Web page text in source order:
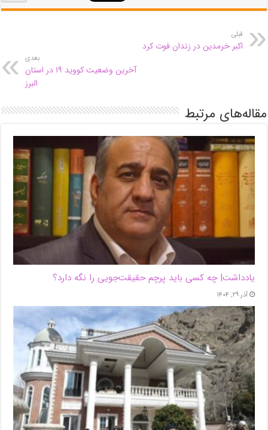
قبلی
اکبر خرمدین در زندان فوت کرد
بعدی
آخرین وضعیت کووید ۱۹ در استان
البرز
مقاله‌های مرتبط
یادداشت| ‌چه کسی باید پرچم حقیقت‌جویی را نگه دارد؟
آذر ۲۹, ۱۴۰۴